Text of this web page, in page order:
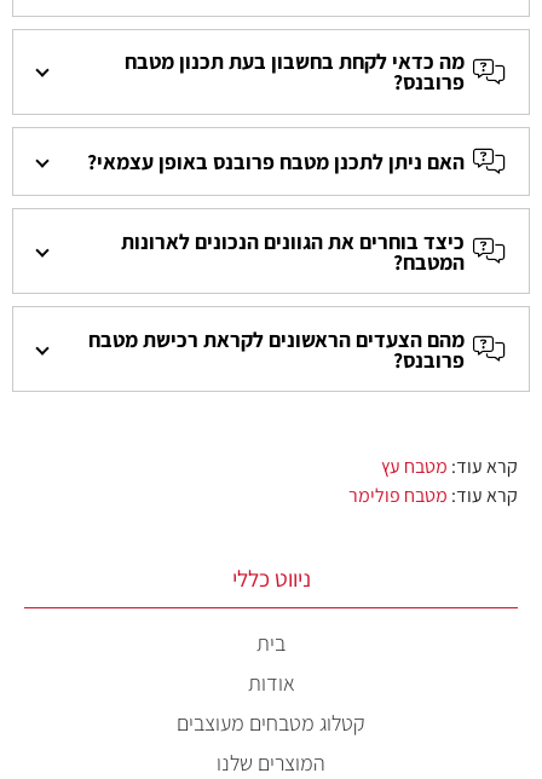
מה כדאי לקחת בחשבון בעת תכנון מטבח
פרובנס?
האם ניתן לתכנן מטבח פרובנס באופן עצמאי?
כיצד בוחרים את הגוונים הנכונים לארונות
המטבח?
מהם הצעדים הראשונים לקראת רכישת מטבח
פרובנס?
קרא עוד: מטבח עץ
קרא עוד: מטבח פולימר
ניווט כללי
בית
אודות
קטלוג מטבחים מעוצבים
המוצרים שלנו